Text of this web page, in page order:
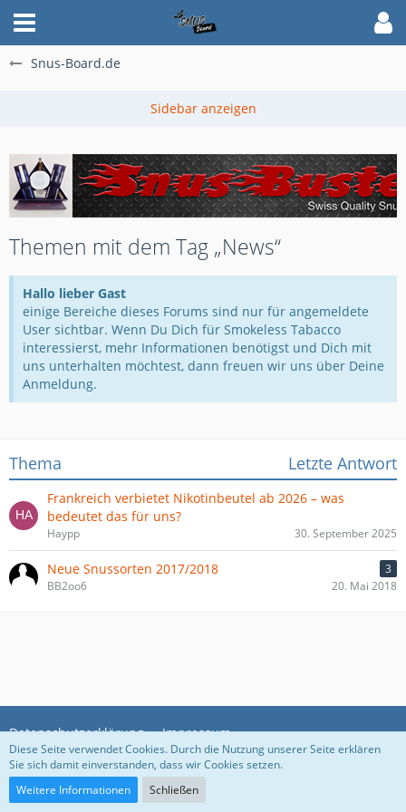
Snus-Board.de
Themen mit dem Tag „News“
Hallo lieber Gast
einige Bereiche dieses Forums sind nur für angemeldete
User sichtbar. Wenn Du Dich für Smokeless Tabacco
interessierst, mehr Informationen benötigst und Dich mit
uns unterhalten möchtest, dann freuen wir uns über Deine
Anmeldung.
Thema Letzte Antwort
Frankreich verbietet Nikotinbeutel ab 2026 – was
bedeutet das für uns?
Haypp 30. September 2025
Neue Snussorten 2017/2018
3
BB2oo6
20. Mai 2018
Datenschutzerklärung Impressum
Community-Software:
Diese Seite verwendet Cookies. Durch die Nutzung unserer Seite erklären
Sie sich damit einverstanden, dass wir Cookies setzen.
Weitere Informationen
Schließen